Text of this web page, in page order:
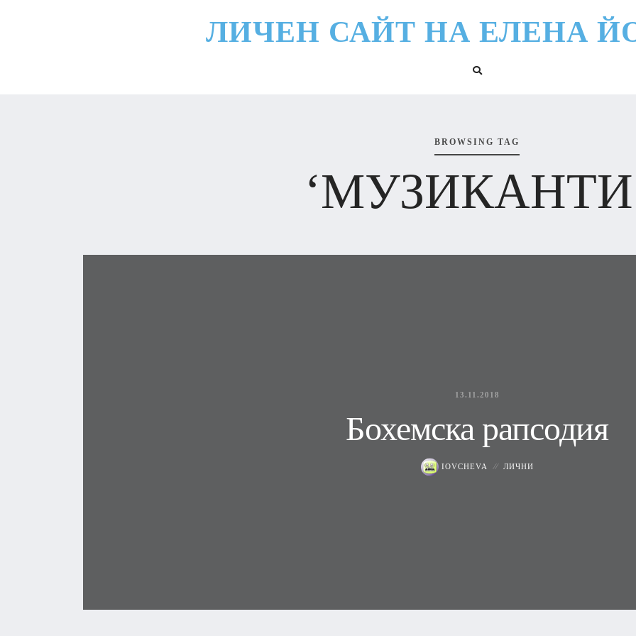
ЛИЧЕН САЙТ НА ЕЛЕНА
BROWSING TAG
13.11.2018
Бохемска рапсодия
IOVCHEVA ЛИЧНИ